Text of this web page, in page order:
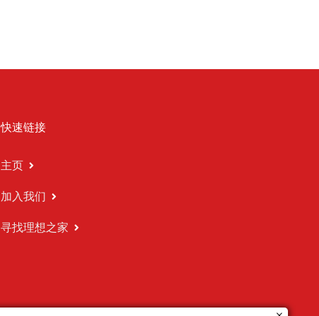
快速链接
主页
加入我们
寻找理想之家